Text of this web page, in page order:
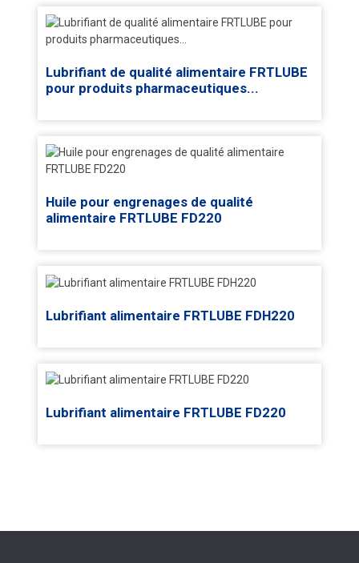
Lubrifiant de qualité alimentaire FRTLUBE
pour produits pharmaceutiques...
Huile pour engrenages de qualité
alimentaire FRTLUBE FD220
Lubrifiant alimentaire FRTLUBE FDH220
Lubrifiant alimentaire FRTLUBE FD220